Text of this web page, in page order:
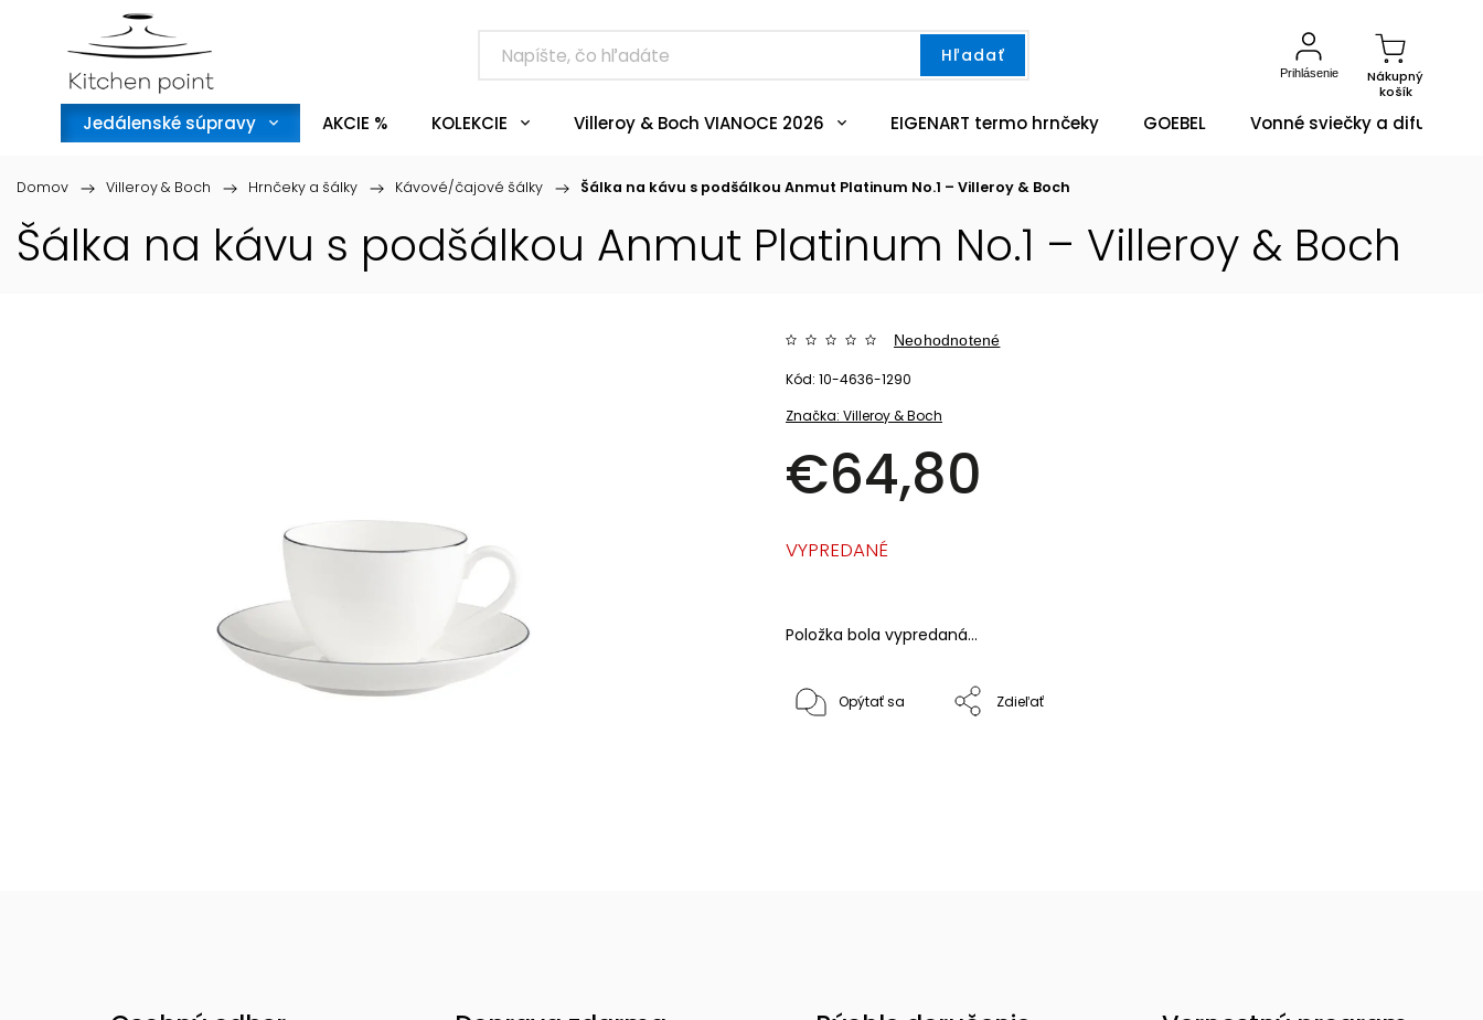
Hľadať
Nákupný
košík
Prihlásenie
Jedálenské súpravy AKCIE % KOLEKCIE Villeroy & Boch VIANOCE 2026 EIGENART termo hrnčeky GOEBEL Vonné sviečky a difuzéry
Domov / Villeroy & Boch / Hrnčeky a šálky / Kávové/čajové šálky / Šálka na kávu s podšálkou Anmut Platinum No.1 – Villeroy & Boch
Šálka na kávu s podšálkou Anmut Platinum No.1 – Villeroy & Boch
Značka:Villeroy & Boch
Neohodnotené
€64,80
Kód: 10-4636-1290
Položka bola vypredaná…
VYPREDANÉ
Opýtať sa Zdieľať